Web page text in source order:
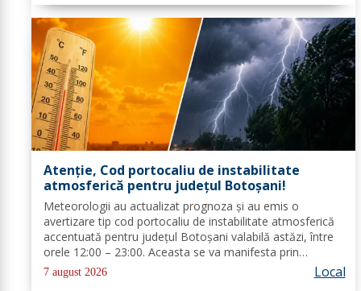
Atenție, Cod portocaliu de instabilitate
atmosferică pentru județul Botoșani!
Meteorologii au actualizat prognoza și au emis o
avertizare tip cod portocaliu de instabilitate atmosferică
accentuată pentru județul Botoșani valabilă astăzi, între
orele 12:00 – 23:00. Aceasta se va manifesta prin
intensificări ale vântului, vijelii puternice (rafale de 70...90
km/h), averse...
7 august 2026 Local